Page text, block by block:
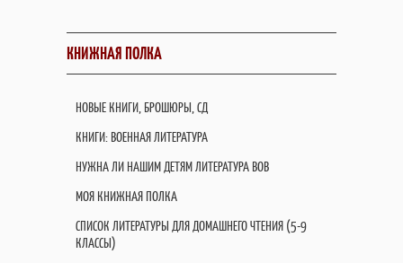
КНИЖНАЯ ПОЛКА
НОВЫЕ КНИГИ, БРОШЮРЫ, СД
КНИГИ: ВОЕННАЯ ЛИТЕРАТУРА
НУЖНА ЛИ НАШИМ ДЕТЯМ ЛИТЕРАТУРА ВОВ
МОЯ КНИЖНАЯ ПОЛКА
СПИСОК ЛИТЕРАТУРЫ ДЛЯ ДОМАШНЕГО ЧТЕНИЯ (5-9
КЛАССЫ)